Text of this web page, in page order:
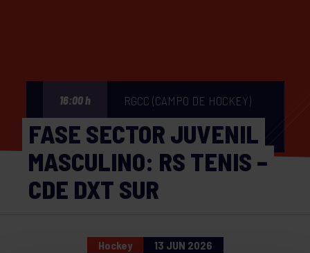
16:00 h RGCC (CAMPO DE HOCKEY)
FASE SECTOR JUVENIL
MASCULINO: RS TENIS –
CDE DXT SUR
Hockey 13 JUN 2026